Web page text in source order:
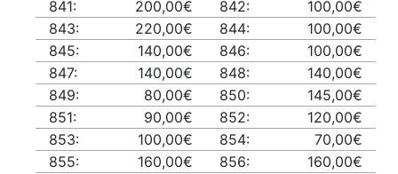
841:
200,00€ 842:
100,00€
843:
220,00€ 844:
100,00€
845:
140,00€ 846:
100,00€
847:
140,00€ 848:
140,00€
849:
80,00€ 850:
145,00€
851:
90,00€ 852:
120,00€
853:
100,00€ 854:
70,00€
855:
160,00€ 856:
160,00€